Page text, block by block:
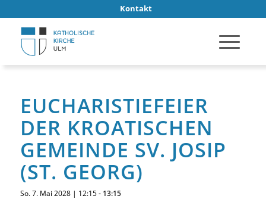
Kontakt
EUCHARISTIEFEIER
DER KROATISCHEN
GEMEINDE SV. JOSIP
(ST. GEORG)
So. 7. Mai 2028 | 12:15- 13:15